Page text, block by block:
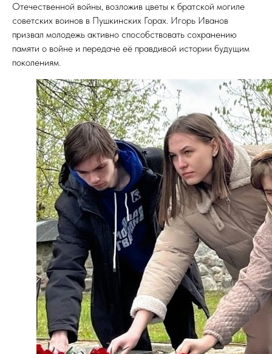
Отечественной войны, возложив цветы к братской могиле
советских воинов в Пушкинских Горах. Игорь Иванов
призвал молодежь активно способствовать сохранению
памяти о войне и передаче её правдивой истории будущим
поколениям.